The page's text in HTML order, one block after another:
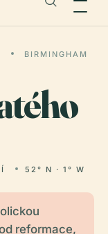
BIRMINGHAM
52° N · 1° W
reformace,